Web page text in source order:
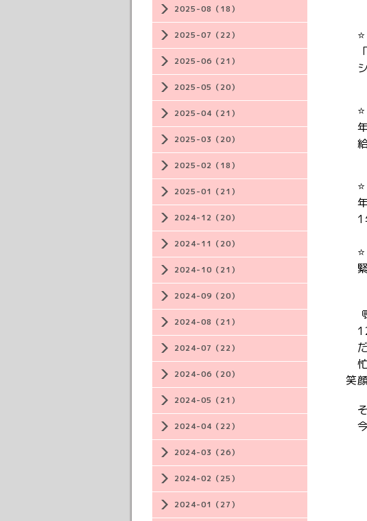
2025-08（18）
2025-07（22）
2025-06（21）
2025-05（20）
2025-04（21）
2025-03（20）
2025-02（18）
2025-01（21）
2024-12（20）
2024-11（20）
2024-10（21）
2024-09（20）
2024-08（21）
2024-07（22）
2024-06（20）
2024-05（21）
2024-04（22）
2024-03（26）
2024-02（25）
2024-01（27）
⭐
⭐
⭐
1
⭐
笑